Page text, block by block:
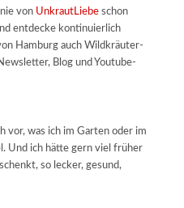
von UnkrautLiebeschon
entdecke kontinuierlich
Hamburg auch Wildkräuter-
Blog und Youtube-
vor, was ich im Garten oder im
Und ich hätte gern viel früher
so lecker, gesund,